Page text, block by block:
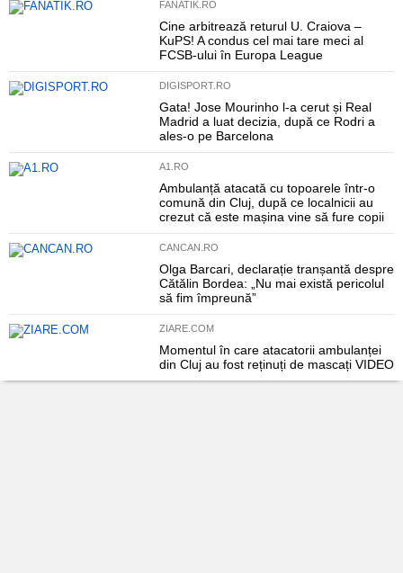
FANATIK.RO
Cine arbitrează returul U. Craiova –
KuPS! A condus cel mai tare meci al
FCSB-ului în Europa League
DIGISPORT.RO
Gata! Jose Mourinho l-a cerut și Real
Madrid a luat decizia, după ce Rodri a
ales-o pe Barcelona
A1.RO
Ambulanță atacată cu topoarele într-o
comună din Cluj, după ce localnicii au
crezut că este mașina vine să fure copii
CANCAN.RO
Olga Barcari, declarație tranșantă despre
Cătălin Bordea: „Nu mai există pericolul
să fim împreună”
ZIARE.COM
Momentul în care atacatorii ambulanței
din Cluj au fost reținuți de mascați VIDEO